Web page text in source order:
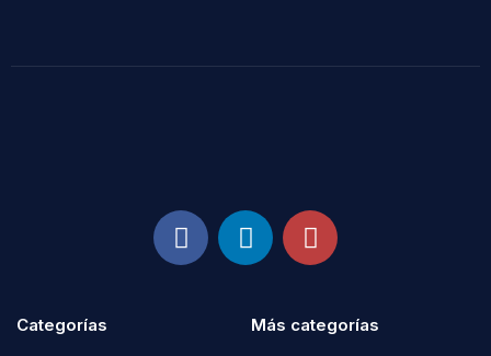
Categorías Más categorías